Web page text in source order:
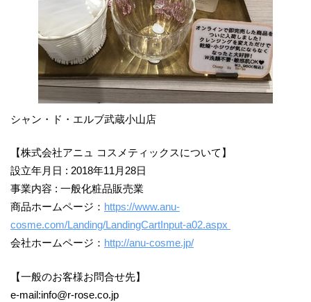
シャン・ド・エルブ武蔵小山店
【株式会社アニュ コスメティックスについて】
設立年月日 : 2018年11月28日
事業内容 : 一般化粧品販売業
商品ホームページ： https://www.anu-
cosme.com/Landing/LandingCartInput-a02.aspx
会社ホームページ： http://anu-cosme.jp/
【一般のお客様お問合せ先】
e-mail:info@r-rose.co.jp